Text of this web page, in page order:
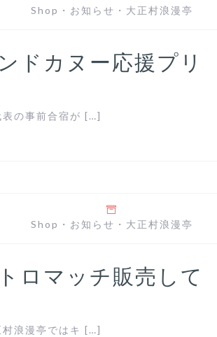
Shop ・ お知らせ ・ 大正村浪漫亭
ドカヌー応援プリ
表の事前合宿が […]
Shop ・ お知らせ ・ 大正村浪漫亭
ロマッチ販売して
村浪漫亭ではキ […]